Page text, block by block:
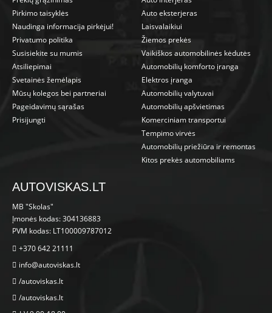
Pirkimo taisyklės
Naudinga informacija pirkėjui!
Privatumo politika
Susisiekite su mumis
Atsiliepimai
Svetainės žemėlapis
Mūsų kolegos bei partneriai
Pageidavimų sąrašas
Prisijungti
Auto eksterjeras
Laisvalaikiui
Žiemos prekės
Vaikiškos automobilinės kėdutės
Automobilių komforto įranga
Elektros įranga
Automobilių valytuvai
Automobilių apšvietimas
Komerciniam transportui
Tempimo virvės
Automobilių priežiūra ir remontas
Kitos prekės automobiliams
AUTOVISKAS.LT
MB "Skolas"
Įmonės kodas: 304136883
PVM kodas: LT100009787012
+370 642 21111
info@autoviskas.lt
/autoviskas.lt
/autoviskas.lt